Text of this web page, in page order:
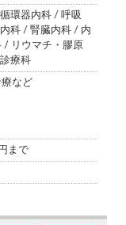
環器内科 / 呼吸
科 / 腎臓内科 / 内
/ リウマチ・膠原
療科
など
まで